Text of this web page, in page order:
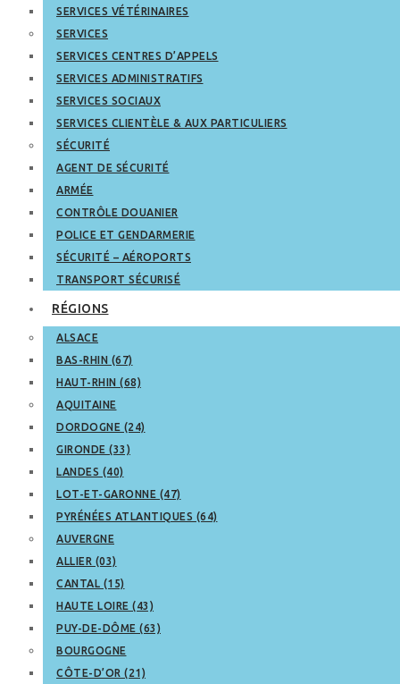
SERVICES VÉTÉRINAIRES
SERVICES
SERVICES CENTRES D’APPELS
SERVICES ADMINISTRATIFS
SERVICES SOCIAUX
SERVICES CLIENTÈLE & AUX PARTICULIERS
SÉCURITÉ
AGENT DE SÉCURITÉ
ARMÉE
CONTRÔLE DOUANIER
POLICE ET GENDARMERIE
SÉCURITÉ – AÉROPORTS
TRANSPORT SÉCURISÉ
RÉGIONS
ALSACE
BAS-RHIN (67)
HAUT-RHIN (68)
AQUITAINE
DORDOGNE (24)
GIRONDE (33)
LANDES (40)
LOT-ET-GARONNE (47)
PYRÉNÉES ATLANTIQUES (64)
AUVERGNE
ALLIER (03)
CANTAL (15)
HAUTE LOIRE (43)
PUY-DE-DÔME (63)
BOURGOGNE
CÔTE-D’OR (21)